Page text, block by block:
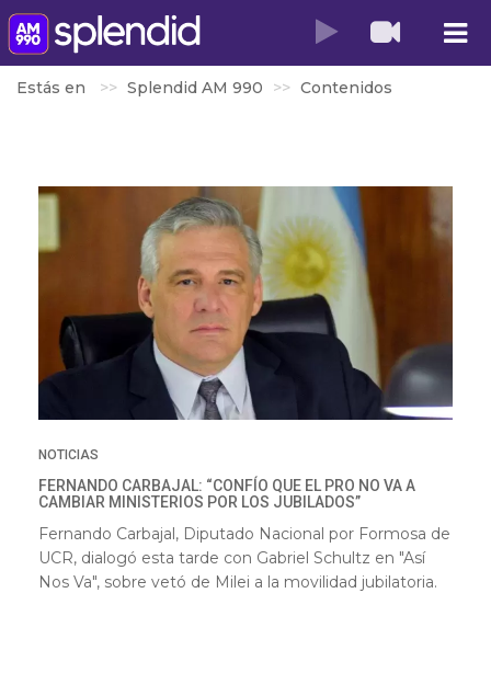
Estás en Splendid AM 990 Contenidos
NOTICIAS
FERNANDO CARBAJAL: “CONFÍO QUE EL PRO NO VA A
CAMBIAR MINISTERIOS POR LOS JUBILADOS”
Fernando Carbajal, Diputado Nacional por Formosa de
UCR, dialogó esta tarde con Gabriel Schultz en "Así
Nos Va", sobre vetó de Milei a la movilidad jubilatoria.